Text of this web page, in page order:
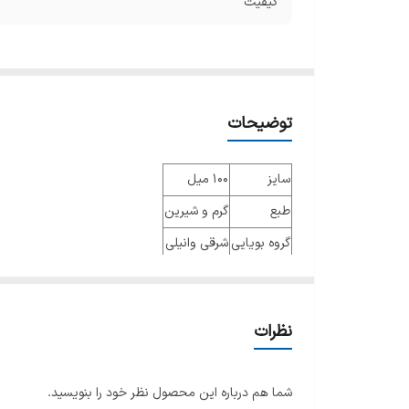
توضیحات
سایز
100 میل
طبع
گرم و شیرین
گروه بویاییشرقی وانیلی
نوع عطر
ماندگاری
متوسط
نظرات
شما هم درباره این محصول نظر خود را بنویسید.